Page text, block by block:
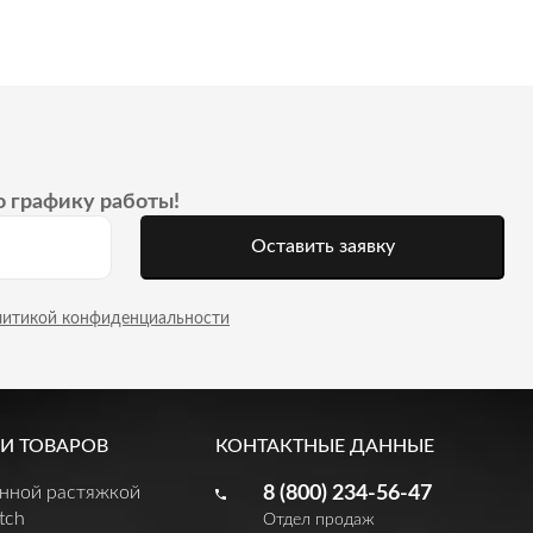
графику работы!
Оставить заявку
конфиденциальности
ТОВАРОВ
растяжкой
КОНТАКТНЫЕ ДАННЫЕ
8 (800) 234-56-47
Отдел продаж